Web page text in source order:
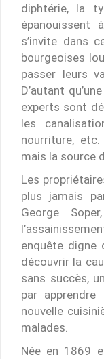
diphtérie, la
épanouissent
s’invite dans
bourgeoises
passer leurs
D’autant
experts sont
les
nourriture,
mais la source
Les
plus jamais
George
enquête digne
découvrir la
sans succès,
par
nouvelle
malades.
Née en 1869